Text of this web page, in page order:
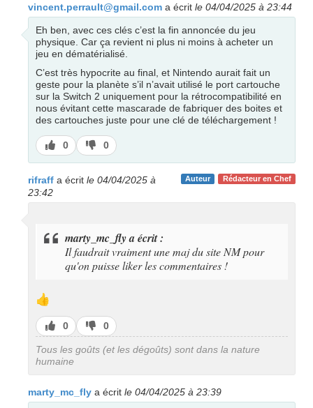
vincent.perrault@gmail.com a écrit le 04/04/2025 à 23:44
Eh ben, avec ces clés c’est la fin annoncée du jeu
physique. Car ça revient ni plus ni moins à acheter un
jeu en dématérialisé.
C’est très hypocrite au final, et Nintendo aurait fait un
geste pour la planète s’il n’avait utilisé le port cartouche
sur la Switch 2 uniquement pour la rétrocompatibilité en
nous évitant cette mascarade de fabriquer des boites et
des cartouches juste pour une clé de téléchargement !
J’aime
0
J’aime
pas
0
Rédacteur en Chef
Auteur
rifraff a écrit le 04/04/2025 à
23:42
marty_mc_fly a écrit :
Il faudrait vraiment une maj du site NM pour
qu'on puisse liker les commentaires !
👍
J’aime
0
J’aime
pas
0
Tous les goûts (et les dégoûts) sont dans la nature
humaine
marty_mc_fly a écrit le 04/04/2025 à 23:39